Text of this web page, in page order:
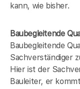
kann, wie bisher.
Baubegleitende
Baubegleitende
Sachverständiger
Hier ist der
Bauleiter, er